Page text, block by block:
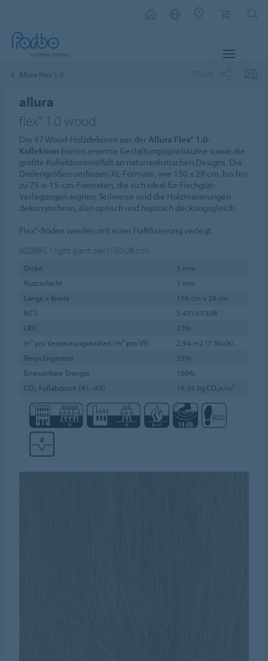
Allura Flex 1.0
allura
flex" 1.0 wood
Die 47 Wood-Holzdekoren aus der Allura Flex" 1.0-
Kollektion bieten enorme Gestaltungsspielräume sowie die
größte Kollektionsvielfalt an naturrealistischen Designs. Die
Dielengrößen umfassen XL-Formate, wie 150 x 28 cm, bis hin
zu 75-x-15-cm-Formaten, die sich ideal für Fischgrät-
Verlegungen eignen. Teilweise sind die Holzmaserungen
dekorsynchron, also optisch und haptisch deckungsgleich.
Flex"-Böden werden mit einer Haftfixierung verlegt.
60288FL1 light giant oak (150x28 cm)
Dicke
5 mm
Nutzschicht
1 mm
Länge x Breite
150 cm x 28 cm
NCS
S 4010-Y30R
LRV
27%
m² pro Verpackungseinheit (m² pro VE)
2,94 m2 (7 Stück)
Recyclinganteil
33%
Erneuerbare Energie
100%
CO₂-Fußabdruck (A1–A3)
16,55 kg CO₂e/m²